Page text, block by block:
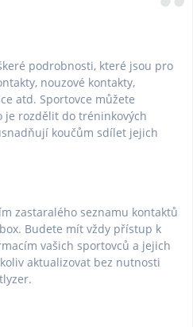
podrobnosti, které jsou pro
nouzové kontakty,
atd. Sportovce můžete
je rozdělit do tréninkových
koučům sdílet jejich
zastaralého seznamu kontaktů
Budete mít vždy přístup k
vašich sportovců a jejich
aktualizovat bez nutnosti